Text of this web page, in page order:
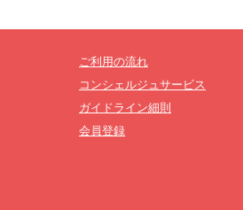
ご利用の流れ
コンシェルジュサービス
ガイドライン細則
会員登録